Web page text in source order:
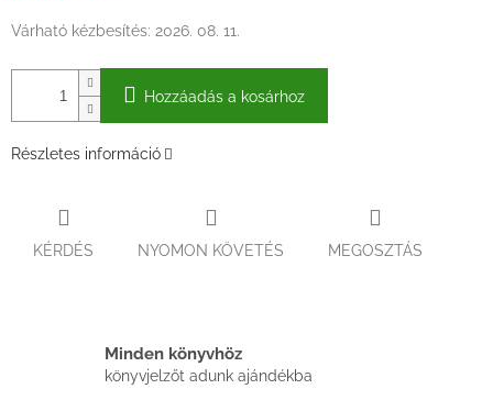
Várható kézbesítés: 2026. 08. 11.
Hozzáadás a kosárhoz
Részletes információ
KÉRDÉS NYOMON KÖVETÉS MEGOSZTÁS
Minden könyvhöz
könyvjelzőt adunk ajándékba